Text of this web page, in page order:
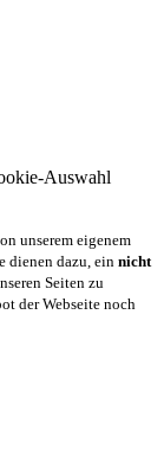
Auswahl
unserem eigenem
dienen dazu, ein nicht
Seiten zu
der Webseite noch